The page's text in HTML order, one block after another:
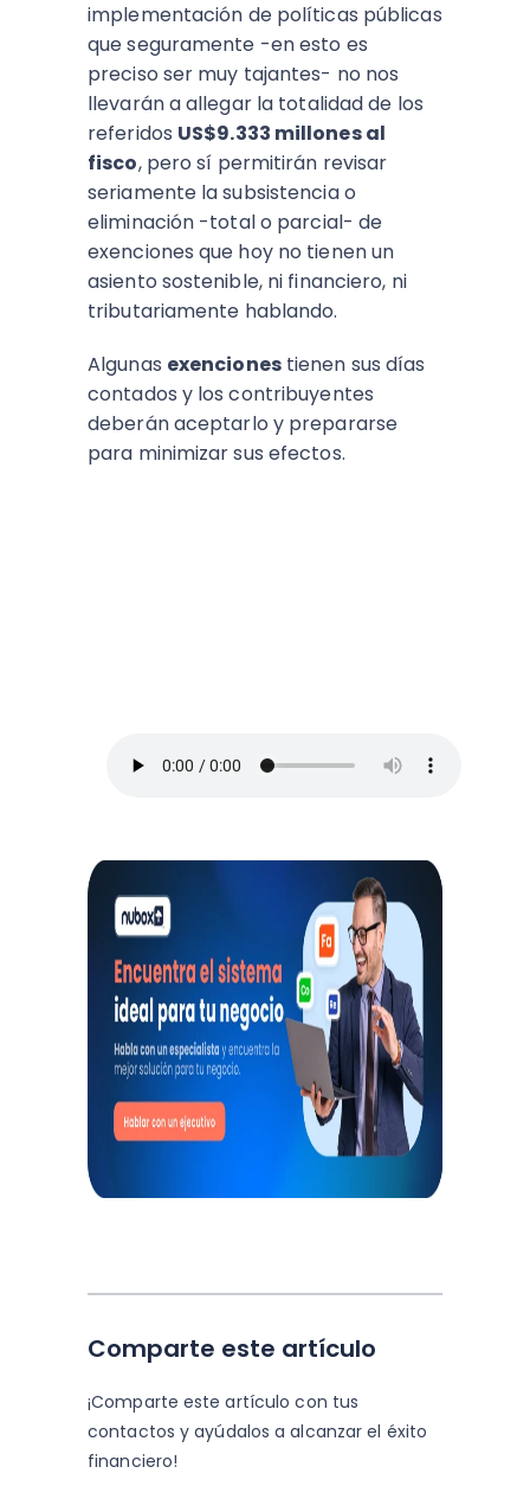
implementación de políticas públicas
que seguramente -en esto es
preciso ser muy tajantes- no nos
llevarán a allegar la totalidad de los
referidos US$9.333 millones al
fisco, pero sí permitirán revisar
seriamente la subsistencia o
eliminación -total o parcial- de
exenciones que hoy no tienen un
asiento sostenible, ni financiero, ni
tributariamente hablando.
Algunas exencionestienen sus días
contados y los contribuyentes
deberán aceptarlo y prepararse
para minimizar sus efectos.
Comparte este artículo
¡Comparte este artículo con tus
contactos y ayúdalos a alcanzar el éxito
financiero!